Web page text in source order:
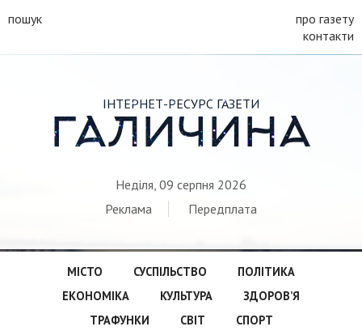
пошук
про газету
контакти
ІНТЕРНЕТ-РЕСУРС ГАЗЕТИ
ГАЛИЧИНА
Неділя, 09 серпня 2026
Реклама
Передплата
МІСТО СУСПІЛЬСТВО
ПОЛІТИКА
ЕКОНОМІКА
КУЛЬТУРА
ЗДОРОВ’Я
ТРАФУНКИ
СВІТ
СПОРТ